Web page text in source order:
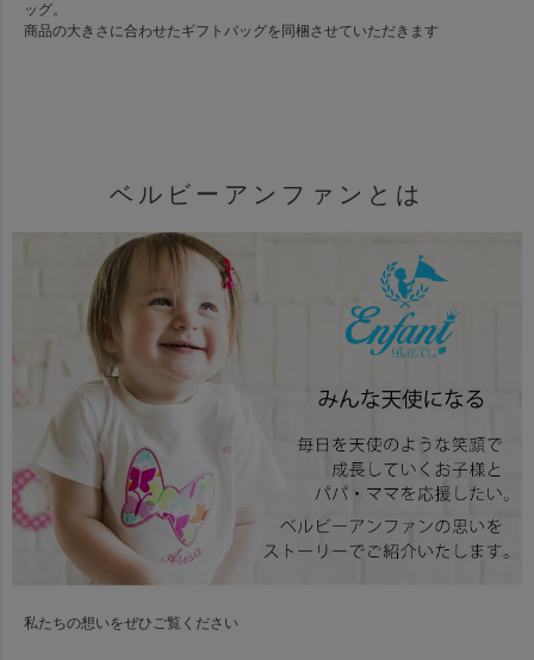
ッグ。
商品の大きさに合わせたギフトバッグを同梱させていただきます
ベルビーアンファンとは
私たちの想いをぜひご覧ください